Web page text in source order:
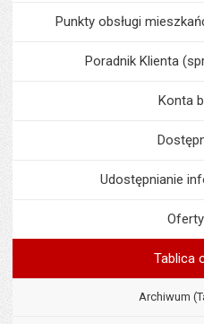
Punkty obsługi
Poradnik Klienta
Konta
Udostępnianie
Tablica
Archiwum